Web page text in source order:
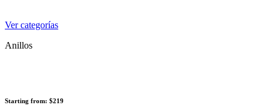
Ver categorías
Anillos
Starting from: $219